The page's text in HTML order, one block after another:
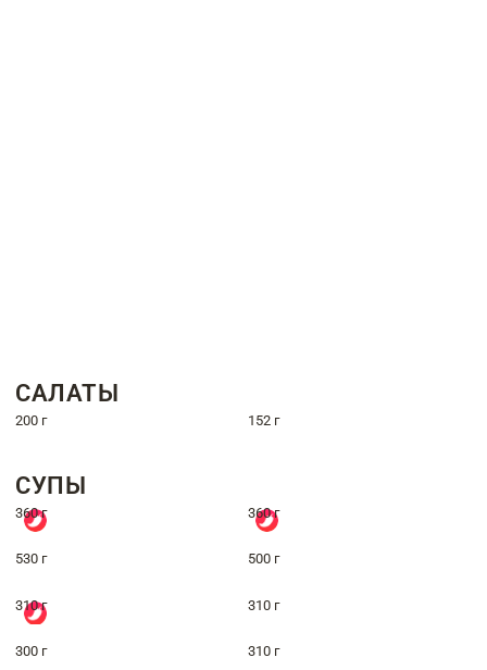
САЛАТЫ
200 г 152 г
СУПЫ
360 г 360 г
530 г 500 г
310 г 310 г
300 г 310 г